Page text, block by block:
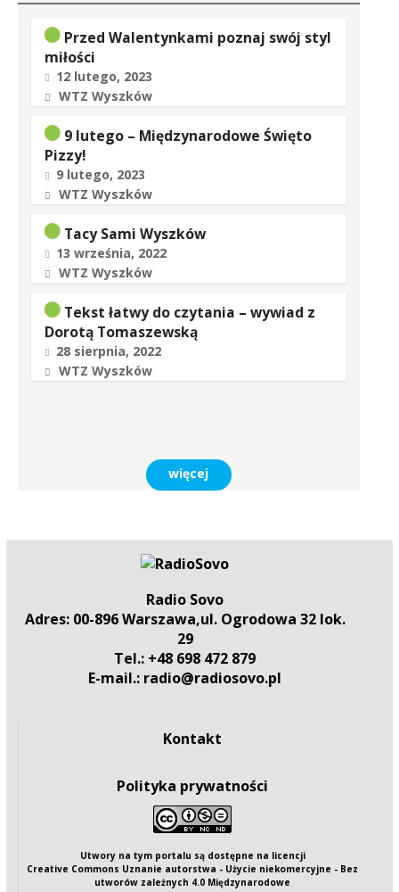
Przed Walentynkami poznaj swój styl
miłości
12 lutego, 2023
WTZ Wyszków
9 lutego – Międzynarodowe Święto
Pizzy!
9 lutego, 2023
WTZ Wyszków
Tacy Sami Wyszków
13 września, 2022
WTZ Wyszków
Tekst łatwy do czytania – wywiad z
Dorotą Tomaszewską
28 sierpnia, 2022
WTZ Wyszków
więcej
Radio Sovo
Adres: 00-896 Warszawa,ul. Ogrodowa 32 lok.
29
Tel.: +48 698 472 879
E-mail.: radio@radiosovo.pl
Kontakt
Polityka prywatności
Utwory na tym portalu są dostępne na licencji
Creative Commons Uznanie autorstwa - Użycie niekomercyjne - Bez
utworów zależnych 4.0 Międzynarodowe